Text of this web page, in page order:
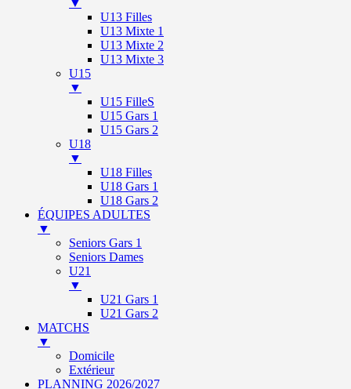
▼
U13 Filles
U13 Mixte 1
U13 Mixte 2
U13 Mixte 3
U15
▼
U15 FilleS
U15 Gars 1
U15 Gars 2
U18
▼
U18 Filles
U18 Gars 1
U18 Gars 2
ÉQUIPES ADULTES
▼
Seniors Gars 1
Seniors Dames
U21
▼
U21 Gars 1
U21 Gars 2
MATCHS
▼
Domicile
Extérieur
PLANNING 2026/2027